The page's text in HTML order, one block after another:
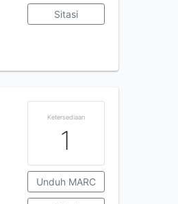
Sitasi
Ketersediaan
1
Unduh MARC